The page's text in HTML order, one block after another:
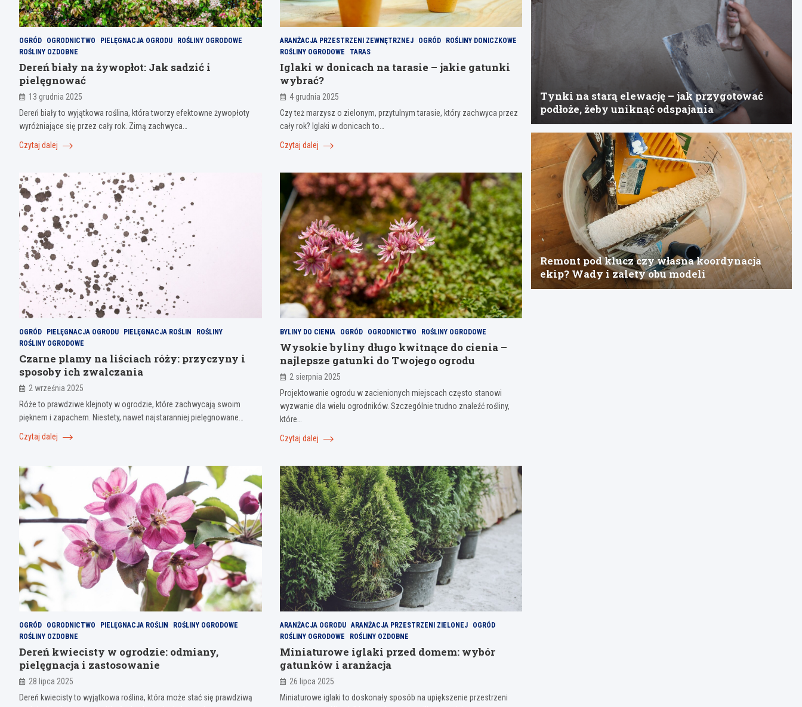
OGRÓD OGRODNICTWO PIELĘGNACJA OGRODU
ROŚLINY OGRODOWE
ROŚLINY OZDOBNE
Dereń biały na żywopłot: Jak sadzić i
pielęgnować
13 grudnia 2025
Dereń biały to wyjątkowa roślina, która tworzy efektowne żywopłoty
wyróżniające się przez cały rok. Zimą zachwyca…
Czytaj dalej
ARANŻACJA PRZESTRZENI ZEWNĘTRZNEJ OGRÓD
ROŚLINY DONICZKOWE
ROŚLINY OGRODOWE
TARAS
Iglaki w donicach na tarasie – jakie gatunki
wybrać?
4 grudnia 2025
Czy też marzysz o zielonym, przytulnym tarasie, który zachwyca przez
cały rok? Iglaki w donicach to…
Czytaj dalej
OGRÓD PIELĘGNACJA OGRODU PIELĘGNACJA ROŚLIN
ROŚLINY
ROŚLINY OGRODOWE
Czarne plamy na liściach róży: przyczyny i
sposoby ich zwalczania
2 września 2025
Róże to prawdziwe klejnoty w ogrodzie, które zachwycają swoim
pięknem i zapachem. Niestety, nawet najstaranniej pielęgnowane…
Czytaj dalej
BYLINY DO CIENIA OGRÓD OGRODNICTWO ROŚLINY OGRODOWE
Wysokie byliny długo kwitnące do cienia –
najlepsze gatunki do Twojego ogrodu
2 sierpnia 2025
Projektowanie ogrodu w zacienionych miejscach często stanowi
wyzwanie dla wielu ogrodników. Szczególnie trudno znaleźć rośliny,
które…
Czytaj dalej
OGRÓD OGRODNICTWO PIELĘGNACJA ROŚLIN
ROŚLINY OGRODOWE
ROŚLINY OZDOBNE
Dereń kwiecisty w ogrodzie: odmiany,
pielęgnacja i zastosowanie
28 lipca 2025
Dereń kwiecisty to wyjątkowa roślina, która może stać się prawdziwą
ARANŻACJA OGRODU ARANŻACJA PRZESTRZENI ZIELONEJ
OGRÓD
ROŚLINY OGRODOWE
ROŚLINY OZDOBNE
Miniaturowe iglaki przed domem: wybór
gatunków i aranżacja
26 lipca 2025
Miniaturowe iglaki to doskonały sposób na upiększenie przestrzeni
Tynki na starą elewację – jak przygotować
podłoże, żeby uniknąć odspajania
Remont pod klucz czy własna koordynacja
ekip? Wady i zalety obu modeli